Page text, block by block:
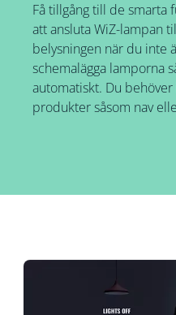
Få tillgång till de smarta
att ansluta WiZ-lampan
belysningen när du inte
schemalägga lamporna
automatiskt. Du
produkter såsom nav